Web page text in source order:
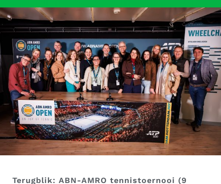
Terugblik: ABN-AMRO tennistoernooi (9